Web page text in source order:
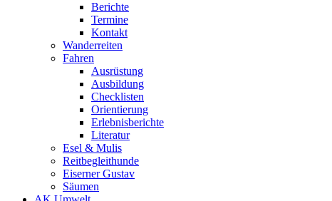
Berichte
Termine
Kontakt
Wanderreiten
Fahren
Ausrüstung
Ausbildung
Checklisten
Orientierung
Erlebnisberichte
Literatur
Esel & Mulis
Reitbegleithunde
Eiserner Gustav
Säumen